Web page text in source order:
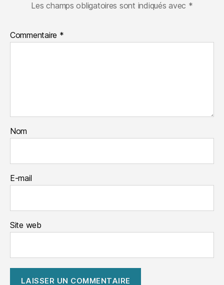
Les champs obligatoires sont indiqués avec *
Commentaire *
Nom
E-mail
Site web